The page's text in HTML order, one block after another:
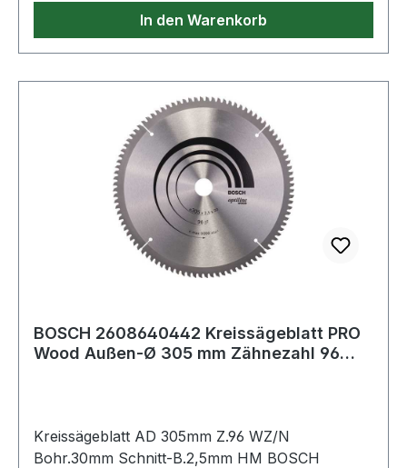
In den Warenkorb
BOSCH 2608640442 Kreissägeblatt PRO
Wood Außen-Ø 305 mm Zähnezahl 96
Kreissägeblatt AD 305mm Z.96 WZ/N
Bohr.30mm Schnitt-B.2,5mm HM BOSCH